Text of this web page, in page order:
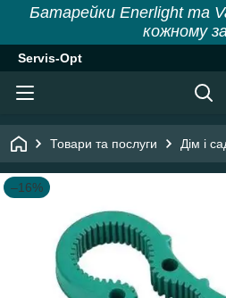
Батарейки Enerlight та
кожному
Servis-Opt
Товари та послуги Дім і
–16%